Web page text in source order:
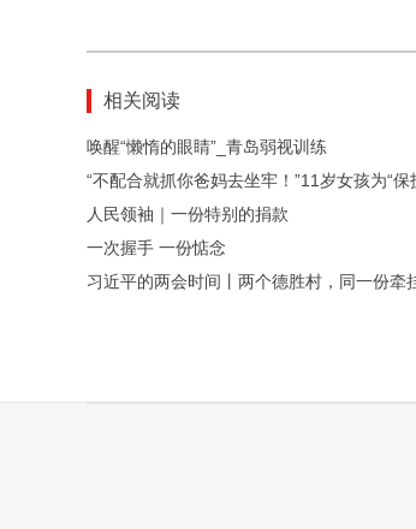
相关阅读
唤醒“懒惰的眼睛”_青岛弱视训练
人民领袖｜一份特别的捐款
一次握手 一份惦念
习近平的两会时间丨两个德胜村，同一份牵